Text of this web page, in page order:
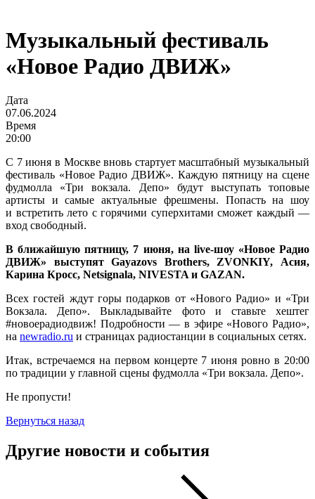
Музыкальный фестиваль
«Новое Радио ДВИЖ»
Дата
07.06.2024
Время
20:00
С 7 июня в Москве вновь стартует масштабный музыкальный
фестиваль «Новое Радио ДВИЖ». Каждую пятницу на сцене
фудмолла «Три вокзала. Депо» будут выступать топовые
артисты и самые актуальные фрешмены. Попасть на шоу
и встретить лето с горячими суперхитами сможет каждый —
вход свободный.
В ближайшую пятницу, 7 июня, на live-шоу «Новое Радио
ДВИЖ» выступят Gayazovs Brothers, ZVONKIY, Асия,
Карина Кросс, Netsignala, NIVESTA и GAZAN.
Всех гостей ждут горы подарков от «Нового Радио» и «Три
Вокзала. Депо». Выкладывайте фото и ставьте хештег
#новоерадиодвиж! Подробности — в эфире «Нового Радио»,
на newradio.ru и страницах радиостанции в социальных сетях.
Итак, встречаемся на первом концерте 7 июня ровно в 20:00
по традиции у главной сцены фудмолла «Три вокзала. Депо».
Не пропусти!
Вернуться назад
Другие новости и события